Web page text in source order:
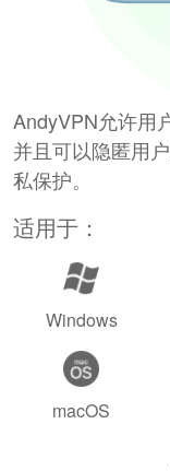
AndyVPN允许用
并且可以隐匿用
私保护。
适用于：
Windows
macOS